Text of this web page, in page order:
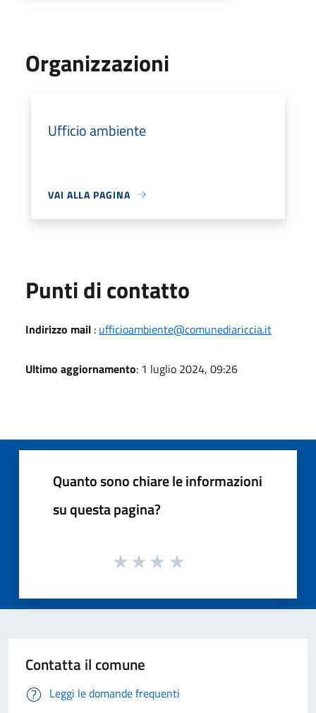
Organizzazioni
Ufficio ambiente
VAI ALLA PAGINA
Punti di contatto
Indirizzo mail : ufficioambiente@comunediariccia.it
Ultimo aggiornamento: 1 luglio 2024, 09:26
Quanto sono chiare le informazioni
su questa pagina?
Contatta il comune
Leggi le domande frequenti